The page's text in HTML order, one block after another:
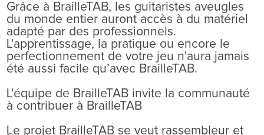
Grâce à BrailleTAB, les guitaristes aveugles
du monde entier auront accès à du matériel
adapté par des professionnels.
L'apprentissage, la pratique ou encore le
perfectionnement de votre jeu n'aura jamais
été aussi facile qu’avec BrailleTAB.
L'équipe de BrailleTAB invite la communauté
à contribuer à BrailleTAB
Le projet BrailleTAB se veut rassembleur et